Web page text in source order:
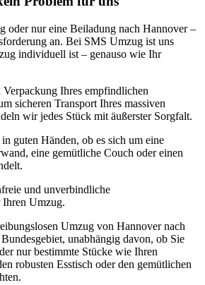
oder nur eine Beiladung nach Hannover –
an. Bei SMS Umzug ist uns
individuell ist – genauso wie Ihr
Ihres empfindlichen
sicheren Transport Ihres massiven
wir jedes Stück mit äußerster Sorgfalt.
guten Händen, ob es sich um eine
eine gemütliche Couch oder einen
und unverbindliche
Ihren Umzug.
Umzug von Hannover nach
unabhängig davon, ob Sie
nur bestimmte Stücke wie Ihren
robusten Esstisch oder den gemütlichen